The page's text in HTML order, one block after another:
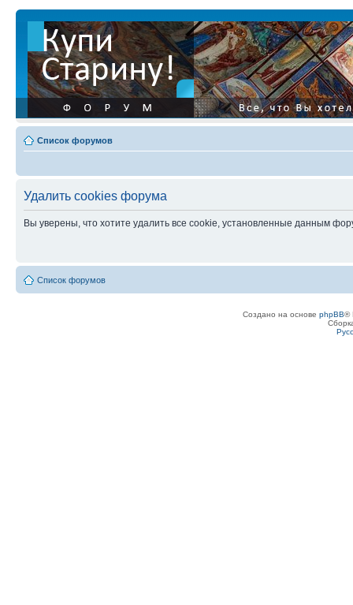
Список форумов
Удалить cookies форума
Вы уверены, что хотите удалить все cookie, установленные данным
Список форумов
Создано на основе phpBB®